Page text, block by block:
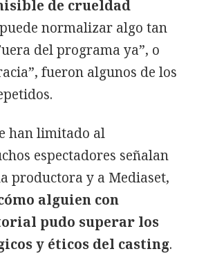
de crueldad
puede normalizar algo tan
del programa ya”, o
fueron algunos de los
han limitado al
espectadores señalan
productora y a Mediaset,
alguien con
pudo superar los
y éticos del casting.